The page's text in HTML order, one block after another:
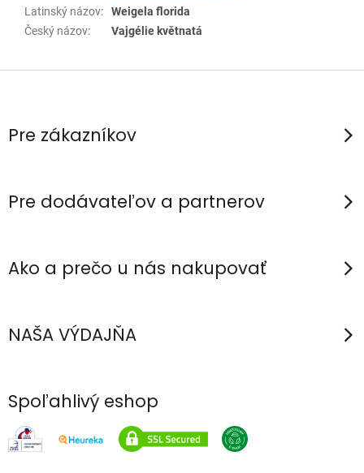
Latinský názov:
Weigela florida
Český názov: Vajgélie květnatá
Z
pPre zákazníkov
Pre dodávateľov a partnerov
Ako a prečo u nás nakupovať
NAŠA VÝDAJŇA
Spoľahlivý eshop